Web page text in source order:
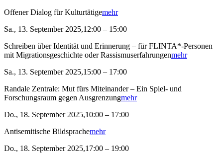
Offener Dialog für Kulturtätigemehr
Sa., 13. September 2025,12:00 – 15:00
Schreiben über Identität und Erinnerung – für FLINTA*-Personen
mit Migrationsgeschichte oder Rassismuserfahrungenmehr
Sa., 13. September 2025,15:00 – 17:00
Randale Zentrale: Mut fürs Miteinander – Ein Spiel- und
Forschungsraum gegen Ausgrenzungmehr
Do., 18. September 2025,10:00 – 17:00
Antisemitische Bildsprachemehr
Do., 18. September 2025,17:00 – 19:00